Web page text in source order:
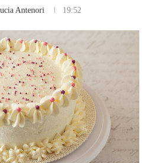
Antenori 19:52